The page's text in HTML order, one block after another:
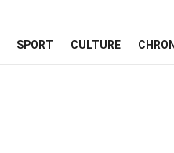
SPORT CULTURE